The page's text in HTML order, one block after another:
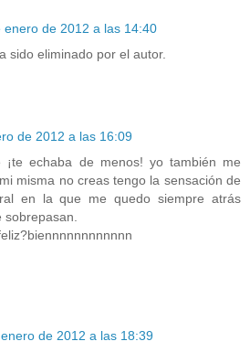
enero de 2012 a las 14:40
sido eliminado por el autor.
de 2012 a las 16:09
¡te echaba de menos! yo también me
misma no creas tengo la sensación de
en la que me quedo siempre atrás
de 2012 a las 18:39